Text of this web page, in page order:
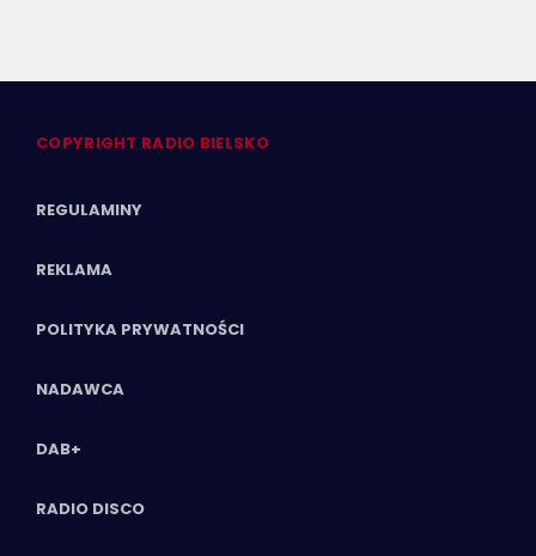
COPYRIGHT RADIO BIELSKO
REGULAMINY
REKLAMA
POLITYKA PRYWATNOŚCI
NADAWCA
DAB+
RADIO DISCO